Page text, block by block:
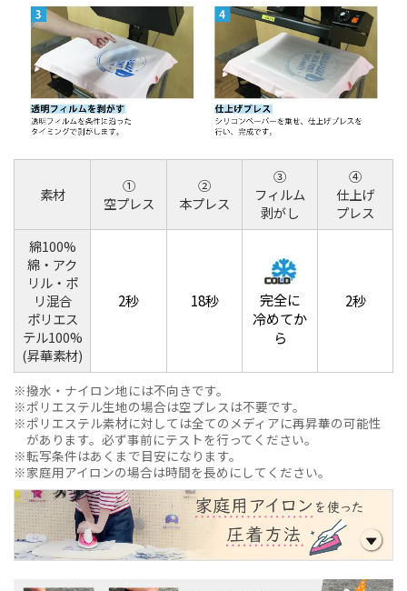
素材
①
空プレス
②
本プレス
③
フィルム
剥がし
④
仕上げ
プレス
綿100%
綿・アク
リル・ポ
リ混合
ポリエス
テル100%
(昇華素材)
2秒 18秒
完全に
冷めてか
ら
2秒
撥水・ナイロン地には不向きです。
ポリエステル生地の場合は空プレスは不要です。
ポリエステル素材に対しては全てのメディアに再昇華の可能性
があります。必ず事前にテストを行ってください。
転写条件はあくまで目安になります。
家庭用アイロンの場合は時間を長めにしてください。